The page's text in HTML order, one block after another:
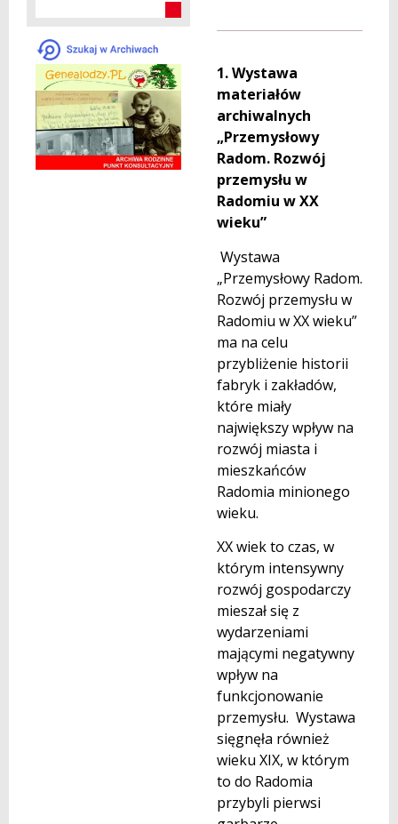
1. Wystawa
materiałów
archiwalnych
„Przemysłowy
Radom. Rozwój
przemysłu w
Radomiu w XX
wieku”
Wystawa
„Przemysłowy Radom.
Rozwój przemysłu w
Radomiu w XX wieku”
ma na celu
przybliżenie historii
fabryk i zakładów,
które miały
największy wpływ na
rozwój miasta i
mieszkańców
Radomia minionego
wieku.
XX wiek to czas, w
którym intensywny
rozwój gospodarczy
mieszał się z
wydarzeniami
mającymi negatywny
wpływ na
funkcjonowanie
przemysłu. Wystawa
sięgnęła również
wieku XIX, w którym
to do Radomia
przybyli pierwsi